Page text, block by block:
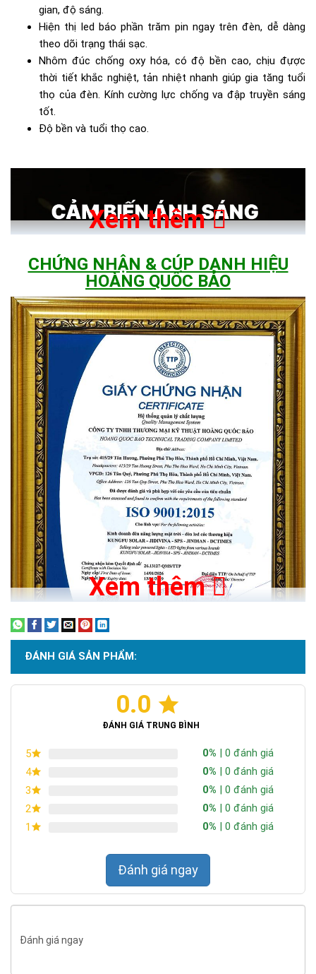
gian, độ sáng.
Hiện thị led báo phần trăm pin ngay trên đèn, dễ dàng
theo dõi trạng thái sạc.
Nhôm đúc chống oxy hóa, có độ bền cao, chịu đựợc
thời tiết khắc nghiệt, tản nhiệt nhanh giúp gia tăng tuổi
thọ của đèn. Kính cường lực chống va đập truyền sáng
tốt.
Độ bền và tuổi thọ cao.
Tự động cảm ứng ánh sáng thông minh
Khi có nắng rọi vào tấm pin thì đèn sẽ ở chế độ sạc, khi sạc thì
đèn sẽ tắt. Ngược lại, khi không có ánh sáng thì đèn sẽ bật
Vì vậy, khi trời tối đèn sẽ tự động bật và khi trời sáng sẽ tự
động tắt.
Tiêu chuẩn chống nước IP67
Khả năng chống nước, chống bụi, chống mưa bão mạnh mẽ.
Xem thêm
CHỨNG NHẬN & CÚP DANH HIỆU
HOÀNG QUỐC BẢO
Chứng nhận ISO 9001:2015
Xem thêm
ĐÁNH GIÁ SẢN PHẨM:
0.0
ĐÁNH GIÁ TRUNG BÌNH
5 0% | 0 đánh giá
4
0% | 0 đánh giá
3
0% | 0 đánh giá
2
0% | 0 đánh giá
1
0% | 0 đánh giá
Đánh giá ngay
Đánh giá ngay